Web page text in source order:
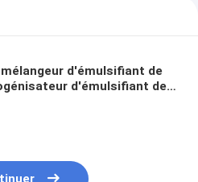
d'émulsifiant de
d'émulsifiant de